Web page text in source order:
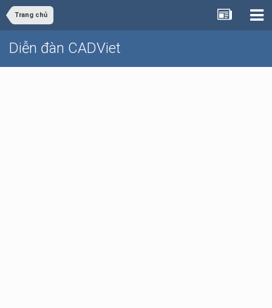
Trang chủ
Diễn đàn CADViet